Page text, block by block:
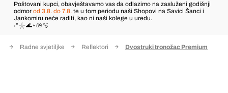
Poštovani kupci, obavještavamo vas da odlazimo na zasluženi godišnji
odmor od 3.8. do 7.8. te u tom periodu naši Shopovi na Savici Šanci i
Jankomiru neće raditi, kao ni naši kolege u uredu.
˖°𓇼🌊⋆🐚🫧
Radne svjetiljke Reflektori Dvostruki tronožac Premium